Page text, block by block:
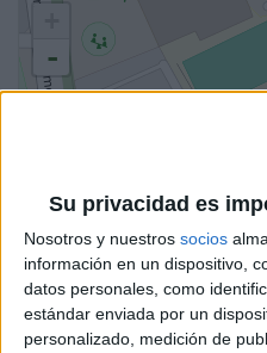
Su privacidad es
Nosotros y nuestros socios
información en un dispositivo,
datos personales, como
estándar enviada por un
personalizado, medición de
-
Ciclos de Título